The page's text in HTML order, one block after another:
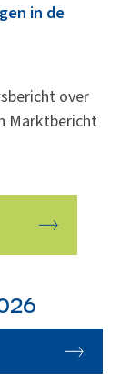
in de
over
Marktbericht